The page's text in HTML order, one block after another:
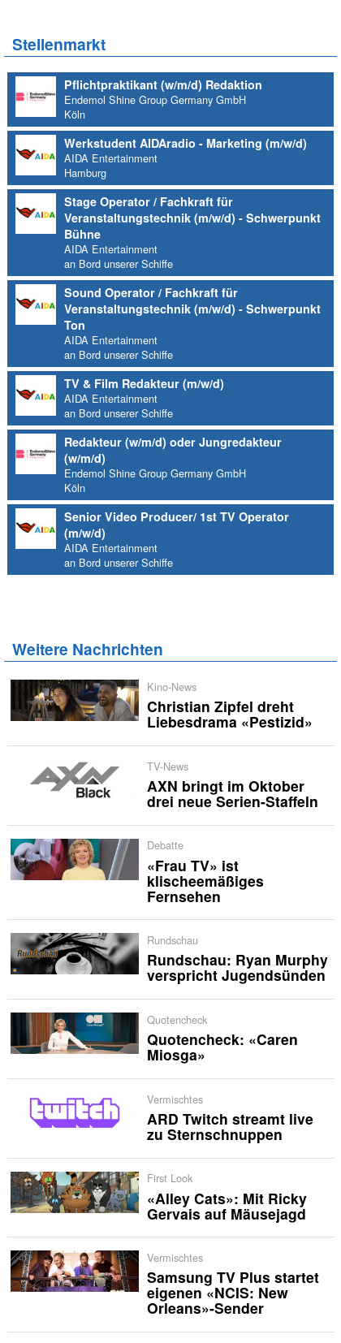
Stellenmarkt
Pflichtpraktikant (w/m/d) Redaktion
Endemol Shine Group Germany GmbH
Köln
Werkstudent AIDAradio - Marketing (m/w/d)
AIDA Entertainment
Hamburg
Stage Operator / Fachkraft für
Veranstaltungstechnik (m/w/d) - Schwerpunkt
Bühne
AIDA Entertainment
an Bord unserer Schiffe
Sound Operator / Fachkraft für
Veranstaltungstechnik (m/w/d) - Schwerpunkt
Ton
AIDA Entertainment
an Bord unserer Schiffe
TV & Film Redakteur (m/w/d)
AIDA Entertainment
an Bord unserer Schiffe
Redakteur (w/m/d) oder Jungredakteur
(w/m/d)
Endemol Shine Group Germany GmbH
Köln
Senior Video Producer/ 1st TV Operator
(m/w/d)
AIDA Entertainment
an Bord unserer Schiffe
Weitere Nachrichten
Kino-News
Christian Zipfel dreht
Liebesdrama «Pestizid»
TV-News
AXN bringt im Oktober
drei neue Serien-Staffeln
Debatte
«Frau TV» ist
klischeemäßiges
Fernsehen
Rundschau
Rundschau: Ryan Murphy
verspricht Jugendsünden
Quotencheck
Quotencheck: «Caren
Miosga»
Vermischtes
ARD Twitch streamt live
zu Sternschnuppen
First Look
«Alley Cats»: Mit Ricky
Gervais auf Mäusejagd
Vermischtes
Samsung TV Plus startet
eigenen «NCIS: New
Orleans»-Sender